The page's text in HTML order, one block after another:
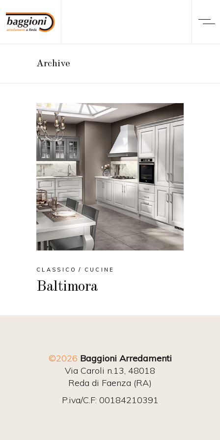
Archive
CLASSICO CUCINE
Baltimora
©2026 Baggioni Arredamenti
Via Caroli n.13, 48018
Reda di Faenza (RA)
P.iva/C.F: 00184210391